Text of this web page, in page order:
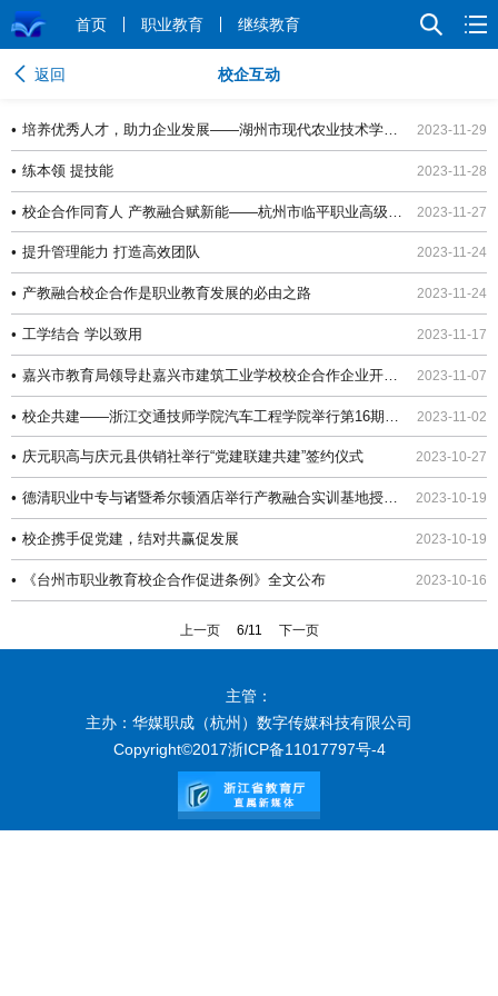
首页 职业教育 继续教育
返回 校企互动
• 培养优秀人才，助力企业发展——湖州市现代农业技术学校赴企调研 2023-11-29
• 练本领 提技能 2023-11-28
• 2023-11-27
• 提升管理能力 打造高效团队 2023-11-24
• 产教融合校企合作是职业教育发展的必由之路 2023-11-24
• 工学结合 学以致用 2023-11-17
• 2023-11-07
• 2023-11-02
• 庆元职高与庆元县供销社举行“党建联建共建”签约仪式 2023-10-27
• 德清职业中专与诸暨希尔顿酒店举行产教融合实训基地授牌仪式 2023-10-19
• 校企携手促党建，结对共赢促发展 2023-10-19
• 《台州市职业教育校企合作促进条例》全文公布 2023-10-16
上一页 6/11 下一页
主管：
主办：华媒职成（杭州）数字传媒科技有限公司
Copyright©2017浙ICP备11017797号-4